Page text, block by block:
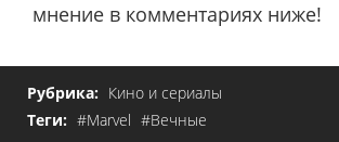
мнение в комментариях ниже!
Рубрика: Кино и сериалы
Теги: #Marvel #Вечные